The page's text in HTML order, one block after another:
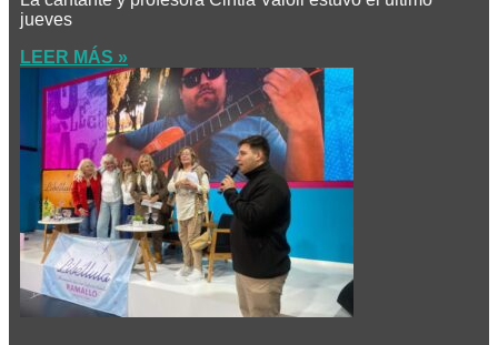
jueves
LEER MÁS »